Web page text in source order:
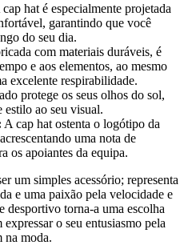
cap hat é especialmente projetada
garantindo que você
do seu dia.
com materiais duráveis, é
e aos elementos, ao mesmo
excelente respirabilidade.
protege os seus olhos do sol,
estilo ao seu visual.
A cap hat ostenta o logótipo da
uma nota de
os apoiantes da equipa.
um simples acessório; representa
e uma paixão pela velocidade e
desportivo torna-a uma escolha
o seu entusiasmo pela
na moda.